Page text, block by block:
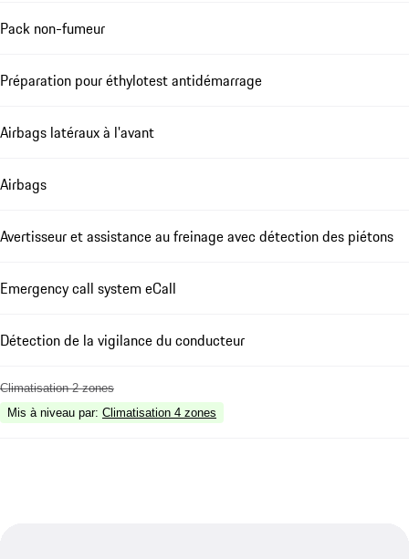
Pack non-fumeur
Préparation pour éthylotest antidémarrage
Airbags latéraux à l'avant
Airbags
Avertisseur et assistance au freinage avec détection des piétons
Emergency call system eCall
Détection de la vigilance du conducteur
Climatisation 2 zones
Mis à niveau par: Climatisation 4 zones